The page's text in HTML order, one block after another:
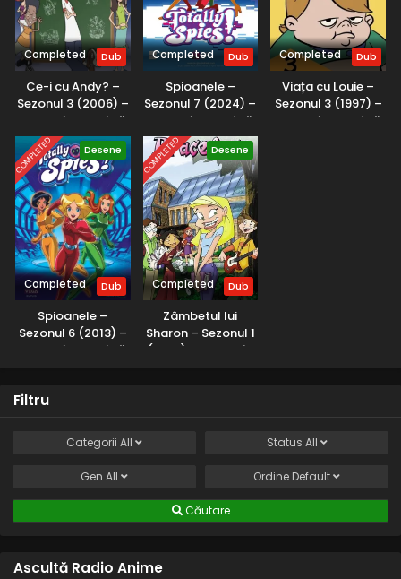
Completed Dub
Ce-i cu Andy? –
Sezonul 3 (2006) –
Dublat în Română
Completed Dub
Spioanele –
Sezonul 7 (2024) –
Dublat în Română
Completed Dub
Viața cu Louie –
Sezonul 3 (1997) –
Dublat în Română
COMPLETED Desene
Completed Dub
Spioanele –
Sezonul 6 (2013) –
Dublat în Română
COMPLETED Desene
Completed Dub
Zâmbetul lui
Sharon – Sezonul 1
(2001) – Dublat în
Filtru
Categorii All Status All
Gen All Ordine Default
Căutare
Ascultă Radio Anime